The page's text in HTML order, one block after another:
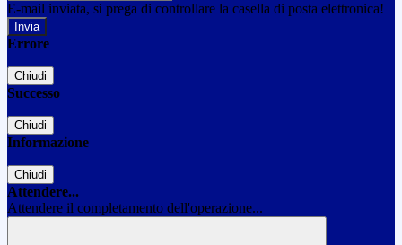
E-mail inviata, si prega di controllare la casella di posta elettronica!
Errore
Chiudi
Successo
Chiudi
Informazione
Chiudi
Attendere...
Attendere il completamento dell'operazione...